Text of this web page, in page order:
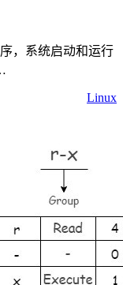
，系统启动和运行
Linux